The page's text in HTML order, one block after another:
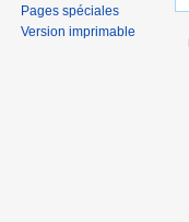
Pages spéciales
Version imprimable